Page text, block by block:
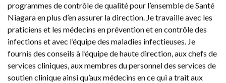
programmes de contrôle de qualité pour l’ensemble de Santé
Niagara en plus d’en assurer la direction. Je travaille avec les
praticiens et les médecins en prévention et en contrôle des
infections et avec l’équipe des maladies infectieuses. Je
fournis des conseils à l’équipe de haute direction, aux chefs de
services cliniques, aux membres du personnel des services de
soutien clinique ainsi qu’aux médecins en ce qui a trait aux